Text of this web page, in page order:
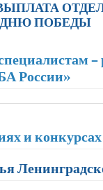
ДНЮ ПОБЕДЫ
России»
и конкурсах